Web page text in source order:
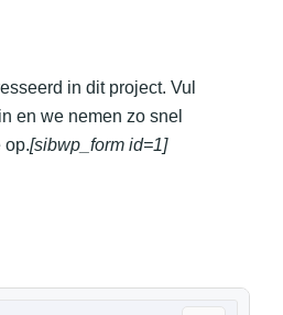
in dit project. Vul
en we nemen zo snel
op.[sibwp_form id=1]